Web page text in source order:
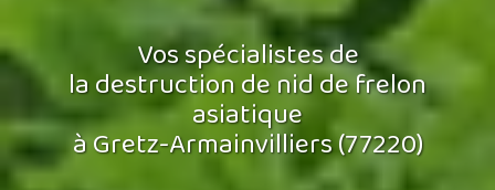
Vos spécialistes de
la destruction de nid de frelon
asiatique
à Gretz-Armainvilliers (77220)